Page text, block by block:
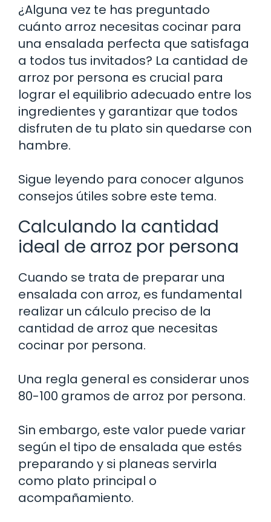
¿Alguna vez te has preguntado
cuánto arroz necesitas cocinar para
una ensalada perfecta que satisfaga
a todos tus invitados? La cantidad de
arroz por persona es crucial para
lograr el equilibrio adecuado entre los
ingredientes y garantizar que todos
disfruten de tu plato sin quedarse con
hambre.
Sigue leyendo para conocer algunos
consejos útiles sobre este tema.
Calculando la cantidad
ideal de arroz por persona
Cuando se trata de preparar una
ensalada con arroz, es fundamental
realizar un cálculo preciso de la
cantidad de arroz que necesitas
cocinar por persona.
Una regla general es considerar unos
80-100 gramos de arroz por persona.
Sin embargo, este valor puede variar
según el tipo de ensalada que estés
preparando y si planeas servirla
como plato principal o
acompañamiento.